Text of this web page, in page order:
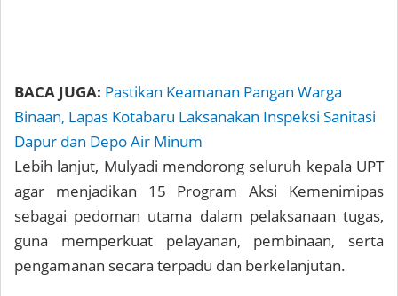
BACA JUGA: Pastikan Keamanan Pangan Warga
Binaan, Lapas Kotabaru Laksanakan Inspeksi Sanitasi
Dapur dan Depo Air Minum
Lebih lanjut, Mulyadi mendorong seluruh kepala UPT
agar menjadikan 15 Program Aksi Kemenimipas
sebagai pedoman utama dalam pelaksanaan tugas,
guna memperkuat pelayanan, pembinaan, serta
pengamanan secara terpadu dan berkelanjutan.